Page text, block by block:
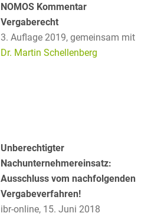
NOMOS Kommentar
Vergaberecht
3. Auflage 2019, gemeinsam mit
Dr. Martin Schellenberg
Unberechtigter
Nachunternehmereinsatz:
Ausschluss vom nachfolgenden
Vergabeverfahren!
ibr-online, 15. Juni 2018